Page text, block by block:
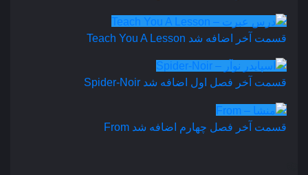
قسمت آخر اضافه شد Teach You A Lesson
قسمت آخر فصل اول اضافه شد Spider-Noir
قسمت آخر فصل چهارم اضافه شد From